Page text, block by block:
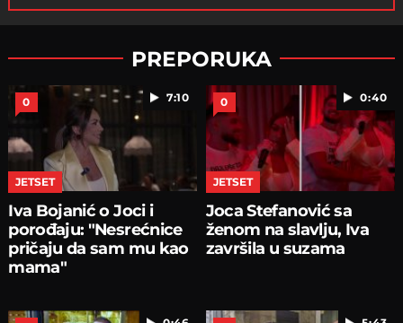
PREPORUKA
7:10
0
JETSET
Iva Bojanić o Joci i
porođaju: "Nesrećnice
pričaju da sam mu kao
mama"
0:40
0
JETSET
Joca Stefanović sa
ženom na slavlju, Iva
završila u suzama